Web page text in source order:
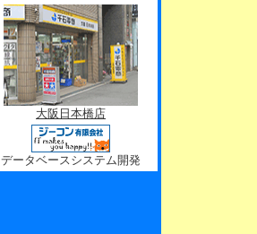
大阪日本橋店
データベースシステム開発